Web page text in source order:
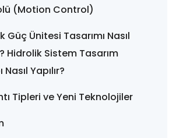
(Motion Control)
Güç Ünitesi Tasarımı Nasıl
Hidrolik Sistem Tasarım
Nasıl Yapılır?
Tipleri ve Yeni Teknolojiler